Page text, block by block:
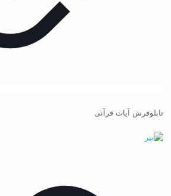
تابلوفرش آیات قرآنی